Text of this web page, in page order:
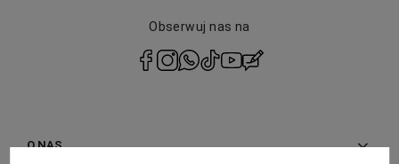
Obserwuj nas na
O NAS